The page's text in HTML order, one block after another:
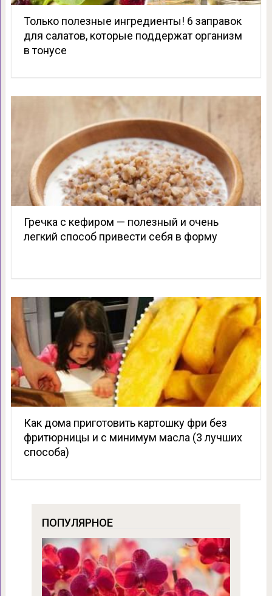
Только полезные ингредиенты! 6 заправок
для салатов, которые поддержат организм
в тонусе
Гречка с кефиром — полезный и очень
легкий способ привести себя в форму
Как дома приготовить картошку фри без
фритюрницы и с минимум масла (3 лучших
способа)
ПОПУЛЯРНОЕ